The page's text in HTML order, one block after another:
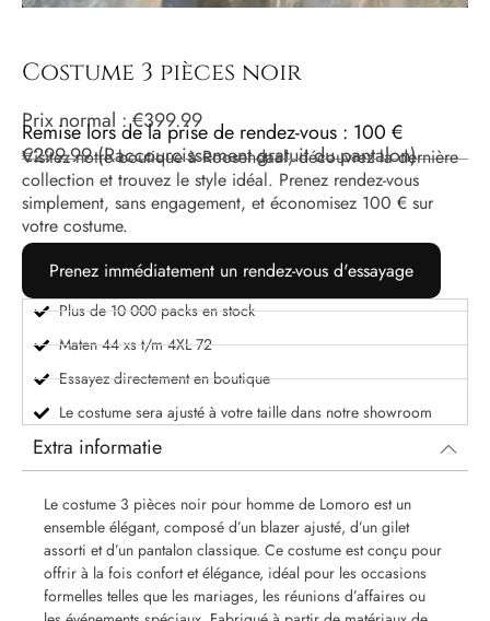
Costume 3 pièces noir
Prix ​​normal :€399.99
Remise lors de la prise de rendez-vous : 100 €
€299.99(Raccourcissement gratuit du pantalon)
Visitez notre boutique à Roosendaal, découvrez la dernière
collection et trouvez le style idéal. Prenez rendez-vous
simplement, sans engagement, et économisez 100 € sur
votre costume.
Prenez immédiatement un rendez-vous d'essayage
Plus de 10 000 packs en stock
Maten 44 xs t/m 4XL 72
Essayez directement en boutique
Le costume sera ajusté à votre taille dans notre showroom
Extra informatie
Le costume 3 pièces noir pour homme de Lomoro est un
ensemble élégant, composé d’un blazer ajusté, d’un gilet
assorti et d’un pantalon classique. Ce costume est conçu pour
offrir à la fois confort et élégance, idéal pour les occasions
formelles telles que les mariages, les réunions d’affaires ou